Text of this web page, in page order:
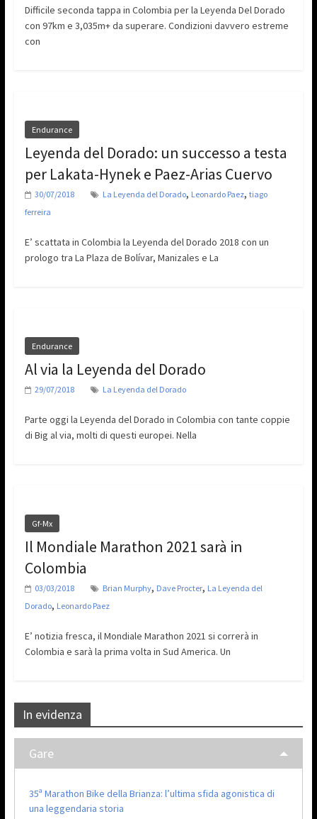
Difficile seconda tappa in Colombia per la Leyenda Del Dorado
con 97km e 3,035m+ da superare. Condizioni davvero estreme
con
Endurance
Leyenda del Dorado: un successo a testa
per Lakata-Hynek e Paez-Arias Cuervo
30/07/2018 La Leyenda del Dorado, Leonardo Paez, tiago
ferreira
E’ scattata in Colombia la Leyenda del Dorado 2018 con un
prologo tra La Plaza de Bolívar, Manizales e La
Endurance
Al via la Leyenda del Dorado
29/07/2018 La Leyenda del Dorado
Parte oggi la Leyenda del Dorado in Colombia con tante coppie
di Big al via, molti di questi europei. Nella
Gf-Mx
Il Mondiale Marathon 2021 sarà in
Colombia
03/03/2018 Brian Murphy, Dave Procter, La Leyenda del
Dorado, Leonardo Paez
E’ notizia fresca, il Mondiale Marathon 2021 si correrà in
Colombia e sarà la prima volta in Sud America. Un
In evidenza
Gare
35ª Marathon Bike della Brianza: l’ultima sfida agonistica di
una leggendaria storia